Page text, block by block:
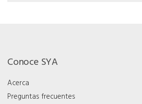
Conoce SYA
Acerca
Preguntas frecuentes